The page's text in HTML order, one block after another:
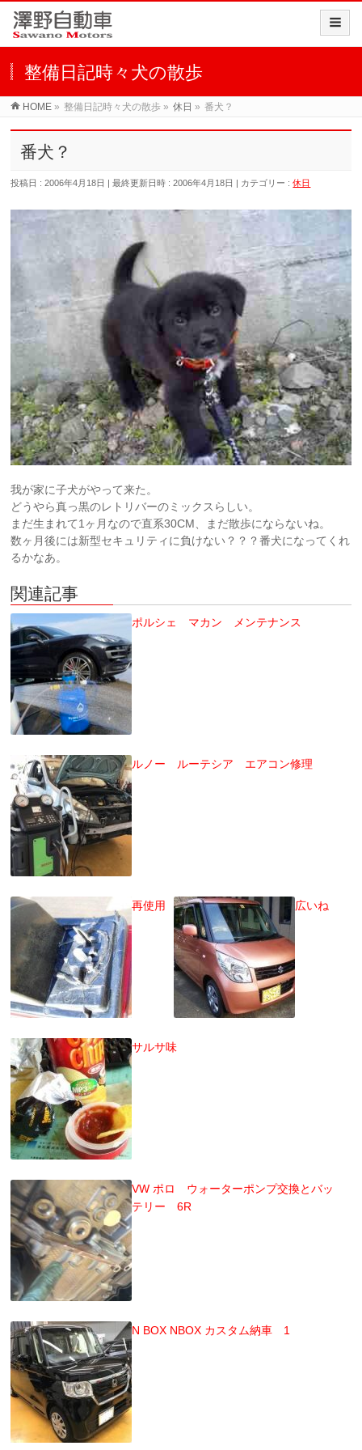
整備日記時々犬の散歩
HOME » 整備日記時々犬の散歩 » 休日 » 番犬？
番犬？
投稿日 : 2006年4月18日 最終更新日時 : 2006年4月18日 カテゴリー :休日
我が家に子犬がやって来た。
どうやら真っ黒のレトリバーのミックスらしい。
まだ生まれて1ヶ月なので直系30CM、まだ散歩にならないね。
数ヶ月後には新型セキュリティに負けない？？？番犬になってくれ
るかなあ。
関連記事
ポルシェ マカン メンテナンス
ルノー ルーテシア エアコン修理
再使用 広いね
サルサ味
VW ポロ ウォーターポンプ交換とバッ
テリー 6R
N BOX NBOX カスタム納車 1